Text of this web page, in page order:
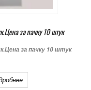
за пачку 10 штук
за пачку 10 штук